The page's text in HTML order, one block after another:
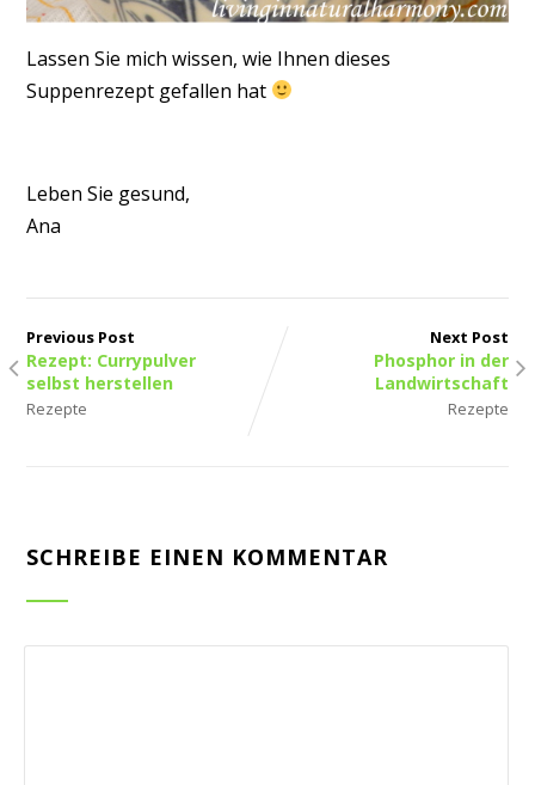
Lassen Sie mich wissen, wie Ihnen dieses
Suppenrezept gefallen hat
Leben Sie gesund,
Ana
Previous Post
Rezept: Currypulver
selbst herstellen
Rezepte
Next Post
Phosphor in der
Landwirtschaft
Rezepte
SCHREIBE EINEN KOMMENTAR